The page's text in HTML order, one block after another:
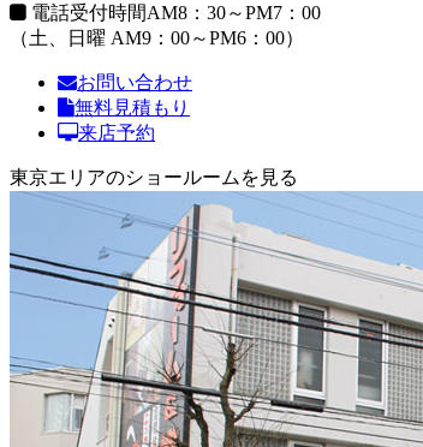
電話受付時間AM8：30～PM7：00
（土、日曜 AM9：00～PM6：00）
お問い合わせ
無料見積もり
来店予約
東京エリアのショールームを見る